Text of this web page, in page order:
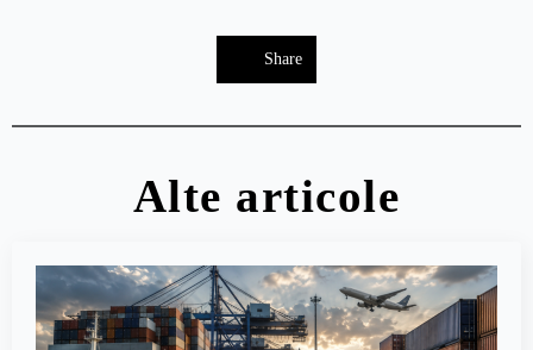
Share
Alte articole